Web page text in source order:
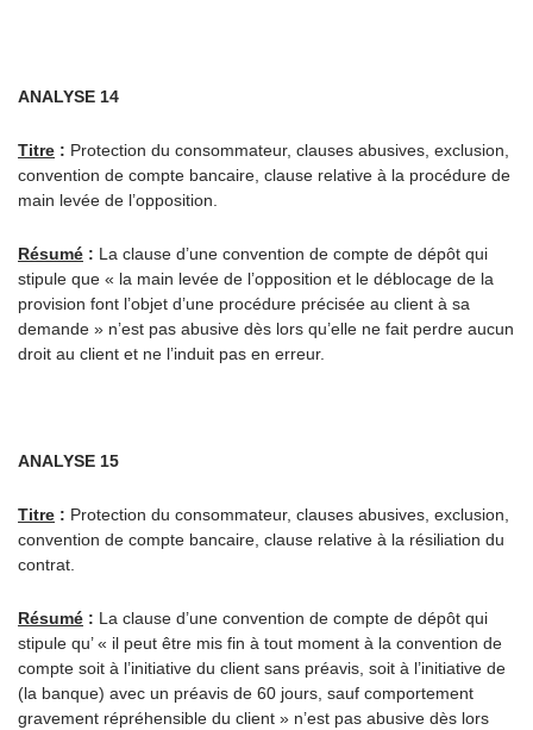
ANALYSE 14
Titre : Protection du consommateur, clauses abusives, exclusion,
convention de compte bancaire, clause relative à la procédure de
main levée de l’opposition.
Résumé : La clause d’une convention de compte de dépôt qui
stipule que « la main levée de l’opposition et le déblocage de la
provision font l’objet d’une procédure précisée au client à sa
demande » n’est pas abusive dès lors qu’elle ne fait perdre aucun
droit au client et ne l’induit pas en erreur.
ANALYSE 15
Titre : Protection du consommateur, clauses abusives, exclusion,
convention de compte bancaire, clause relative à la résiliation du
contrat.
Résumé : La clause d’une convention de compte de dépôt qui
stipule qu’ « il peut être mis fin à tout moment à la convention de
compte soit à l’initiative du client sans préavis, soit à l’initiative de
(la banque) avec un préavis de 60 jours, sauf comportement
gravement répréhensible du client » n’est pas abusive dès lors